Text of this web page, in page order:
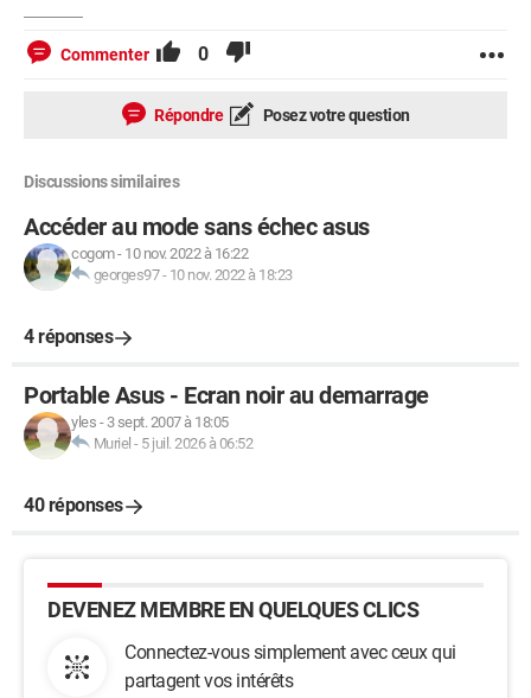
Commenter 0
Répondre Posez votre question
Discussions similaires
Accéder au mode sans échec asus
cogom- 10 nov. 2022 à 16:22
georges97- 10 nov. 2022 à 18:23
4 réponses
Portable Asus - Ecran noir au demarrage
yles - 3 sept. 2007 à 18:05
Muriel - 5 juil. 2026 à 06:52
40 réponses
DEVENEZ MEMBRE EN QUELQUES CLICS
Connectez-vous simplement avec ceux qui
partagent vos intérêts